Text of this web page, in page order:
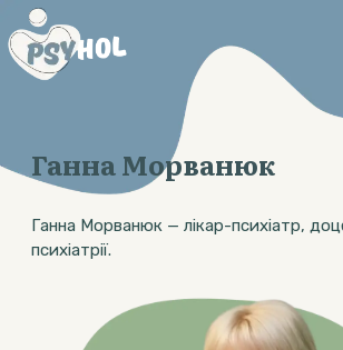
Ганна Морванюк
Ганна Морванюк — лікар-психіатр,
психіатрії.